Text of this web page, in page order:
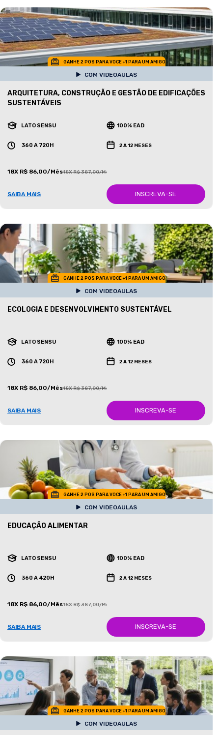
GANHE 2 POS PARA VOCE +1 PARA UM AMIGO
COM VIDEOAULAS
ARQUITETURA, CONSTRUÇÃO E GESTÃO DE EDIFICAÇÕES
SUSTENTÁVEIS
LATO SENSU 100% EAD
360 A 720H 2 A 12 MESES
18X R$ 86,00/Mês18X R$ 387,00/Mês
SAIBA MAIS INSCREVA-SE
GANHE 2 POS PARA VOCE +1 PARA UM AMIGO
COM VIDEOAULAS
ECOLOGIA E DESENVOLVIMENTO SUSTENTÁVEL
LATO SENSU 100% EAD
360 A 720H 2 A 12 MESES
18X R$ 86,00/Mês18X R$ 387,00/Mês
SAIBA MAIS INSCREVA-SE
GANHE 2 POS PARA VOCE +1 PARA UM AMIGO
COM VIDEOAULAS
EDUCAÇÃO ALIMENTAR
LATO SENSU 100% EAD
360 A 420H 2 A 12 MESES
18X R$ 86,00/Mês18X R$ 387,00/Mês
SAIBA MAIS INSCREVA-SE
GANHE 2 POS PARA VOCE +1 PARA UM AMIGO
COM VIDEOAULAS